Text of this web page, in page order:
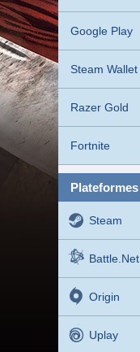
Google Play
Steam Wallet
Razer Gold
Fortnite
plateformes
Steam
Battle.net
Origin
Uplay